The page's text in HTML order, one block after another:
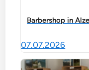
Barbershop in
07.07.2026